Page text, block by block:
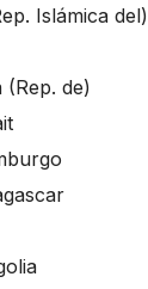
Islámica del)
(Rep. de)